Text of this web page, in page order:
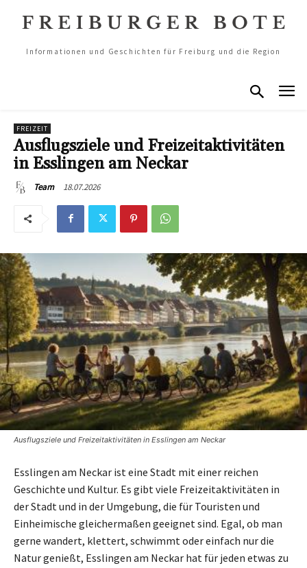
Informationen und Geschichten für Freiburg und die Region
FREIZEIT
Ausflugsziele und Freizeitaktivitäten
in Esslingen am Neckar
Team 18.07.2026
Ausflugsziele und Freizeitaktivitäten in Esslingen am Neckar
Esslingen am Neckar ist eine Stadt mit einer reichen
Geschichte und Kultur. Es gibt viele Freizeitaktivitäten in
der Stadt und in der Umgebung, die für Touristen und
Einheimische gleichermaßen geeignet sind. Egal, ob man
gerne wandert, klettert, schwimmt oder einfach nur die
Natur genießt, Esslingen am Neckar hat für jeden etwas zu